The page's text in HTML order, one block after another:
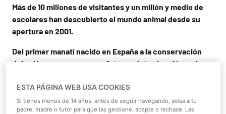
Más de 10 millones de visitantes y un millón y medio de
escolares han descubierto el mundo animal desde su
apertura en 2001.
Del primer manatí nacido en España a la conservación
del galápago europeo y su futura reintroducción en la
celebra su 25 aniversario consolidado como uno de los
ESTA PÁGINA WEB USA COOKIES
Si tienes menos de 14 años, antes de seguir navegando, avisa a tu
padre, madre o tutor para que las gestione, acepte o rechace. Las